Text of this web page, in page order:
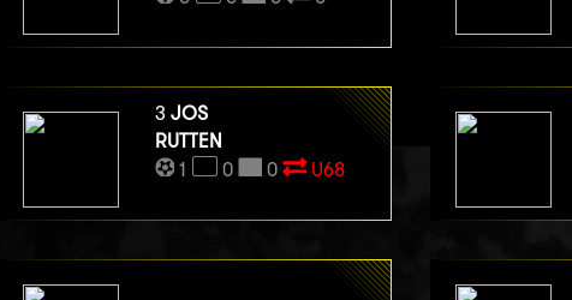
3 JOS
RUTTEN
1
0 0 U68